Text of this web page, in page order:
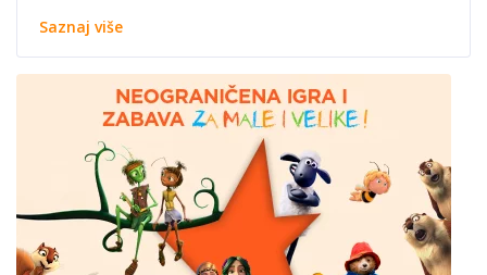
Saznaj više